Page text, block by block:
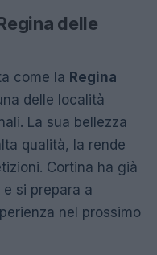
delle
come la Regina
delle località
La sua bellezza
qualità, la rende
Cortina ha già
si prepara a
nel prossimo